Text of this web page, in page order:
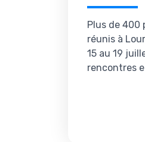
Plus de 400
réunis à
15 au 19
rencontres